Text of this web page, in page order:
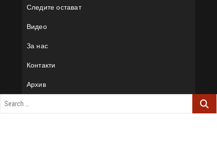
Следите остават
Видео
За нас
Контакти
Архив